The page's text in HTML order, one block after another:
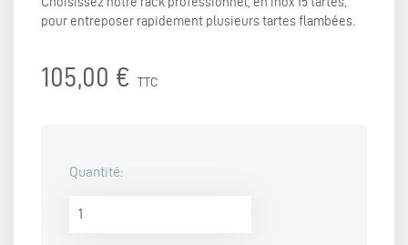
pour entreposer rapidement plusieurs tartes flambées.
105,00 € TTC
Quantité: